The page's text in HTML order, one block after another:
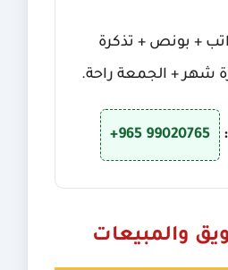
+ بونص + تذكرة
شهر + الجمعة راحة.
+965 99020765
والمبيعات